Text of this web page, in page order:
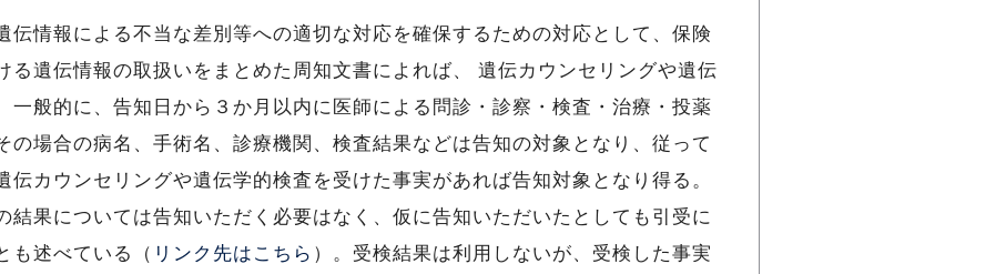
伝情報による不当な差別等への適切な対応を確保するための対応として、保険
る遺伝情報の取扱いをまとめた周知文書によれば、 遺伝カウンセリングや遺伝
一般的に、告知日から３か月以内に医師による問診・診察・検査・治療・投薬
の場合の病名、手術名、診療機関、検査結果などは告知の対象となり、従って
伝カウンセリングや遺伝学的検査を受けた事実があれば告知対象となり得る。
結果については告知いただく必要はなく、仮に告知いただいたとしても引受に
も述べている（ リンク先はこちら ）。受検結果は利用しないが、受検した事実